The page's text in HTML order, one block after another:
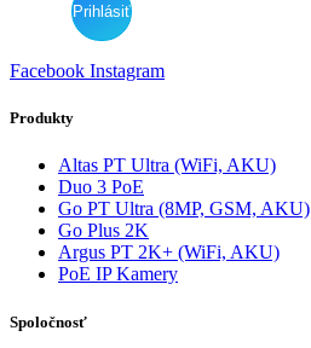
Facebook Instagram
Produkty
Altas PT Ultra (WiFi, AKU)
Duo 3 PoE
Go PT Ultra (8MP, GSM, AKU)
Go Plus 2K
Argus PT 2K+ (WiFi, AKU)
PoE IP Kamery
Spoločnosť